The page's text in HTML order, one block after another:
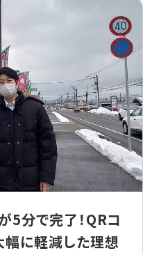
5分で完了！QRコ
に軽減した理想